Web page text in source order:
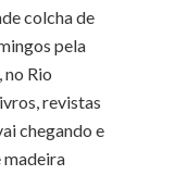
colcha de
pela
no Rio
revistas
chegando e
madeira